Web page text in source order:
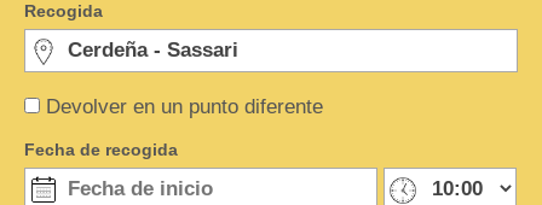
Devolver en un punto diferente
Recogida
Fecha de recogida